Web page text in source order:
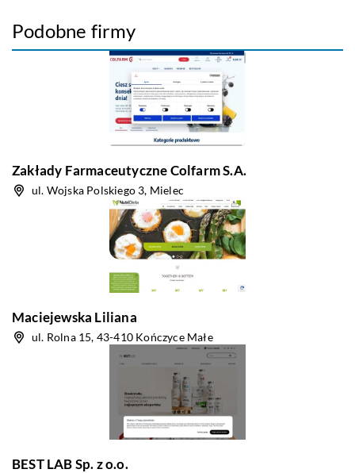
Podobne firmy
Zakłady Farmaceutyczne Colfarm S.A.
ul. Wojska Polskiego 3, Mielec
Maciejewska Liliana
ul. Rolna 15, 43-410 Kończyce Małe
BEST LAB Sp. z o.o.